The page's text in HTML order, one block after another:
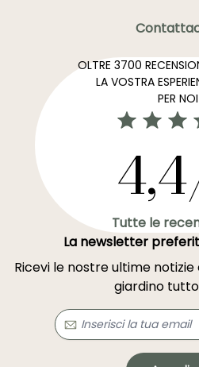
OLTRE 3700
LA VOSTRA
PER NOI
Tutte le
La newsletter
Ricevi le nostre ultime
giardino